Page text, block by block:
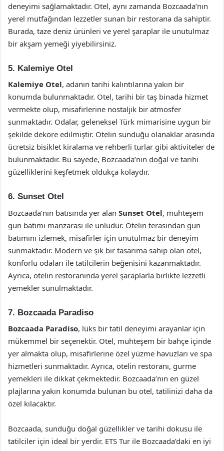
deneyimi sağlamaktadır. Otel, aynı zamanda Bozcaada’nın
yerel mutfağından lezzetler sunan bir restorana da sahiptir.
Burada, taze deniz ürünleri ve yerel şaraplar ile unutulmaz
bir akşam yemeği yiyebilirsiniz.
5. Kalemiye Otel
Kalemiye Otel, adanın tarihi kalıntılarına yakın bir
konumda bulunmaktadır. Otel, tarihi bir taş binada hizmet
vermekte olup, misafirlerine nostaljik bir atmosfer
sunmaktadır. Odalar, geleneksel Türk mimarisine uygun bir
şekilde dekore edilmiştir. Otelin sunduğu olanaklar arasında
ücretsiz bisiklet kiralama ve rehberli turlar gibi aktiviteler de
bulunmaktadır. Bu sayede, Bozcaada’nın doğal ve tarihi
güzelliklerini keşfetmek oldukça kolaydır.
6. Sunset Otel
Bozcaada’nın batısında yer alan Sunset Otel, muhteşem
gün batımı manzarası ile ünlüdür. Otelin terasından gün
batımını izlemek, misafirler için unutulmaz bir deneyim
sunmaktadır. Modern ve şık bir tasarıma sahip olan otel,
konforlu odaları ile tatilcilerin beğenisini kazanmaktadır.
Ayrıca, otelin restoranında yerel şaraplarla birlikte lezzetli
yemekler sunulmaktadır.
7. Bozcaada Paradiso
Bozcaada Paradiso, lüks bir tatil deneyimi arayanlar için
mükemmel bir seçenektir. Otel, muhteşem bir bahçe içinde
yer almakta olup, misafirlerine özel yüzme havuzları ve spa
hizmetleri sunmaktadır. Ayrıca, otelin restoranı, gurme
yemekleri ile dikkat çekmektedir. Bozcaada’nın en güzel
plajlarına yakın konumda bulunan bu otel, tatilinizi daha da
özel kılacaktır.
Bozcaada, sunduğu doğal güzellikler ve tarihi dokusu ile
tatilciler için ideal bir yerdir. ETS Tur ile Bozcaada’daki en iyi